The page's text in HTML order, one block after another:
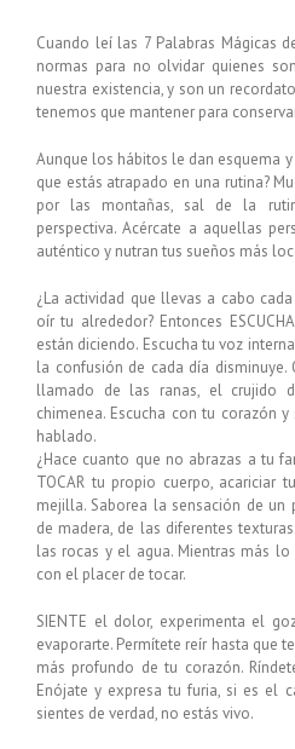
Cuando leí las 7 Palabras Mágicas
normas para no olvidar quienes
nuestra existencia, y son un
tenemos que mantener para
Aunque los hábitos le dan esquema
que estás atrapado en una rutina?
por las montañas, sal de la
perspectiva. Acércate a aquellas
auténtico y nutran tus sueños más
¿La actividad que llevas a cabo
oír tu alrededor? Entonces
están diciendo. Escucha tu voz
la confusión de cada día
llamado de las ranas, el crujido
chimenea. Escucha con tu corazón
hablado.
¿Hace cuanto que no abrazas a tu
TOCAR tu propio cuerpo, acariciar
mejilla. Saborea la sensación de un
de madera, de las diferentes
las rocas y el agua. Mientras más
con el placer de tocar.
SIENTE el dolor, experimenta el
evaporarte. Permítete reír hasta que
más profundo de tu corazón.
Enójate y expresa tu furia, si es el
sientes de verdad, no estás vivo.